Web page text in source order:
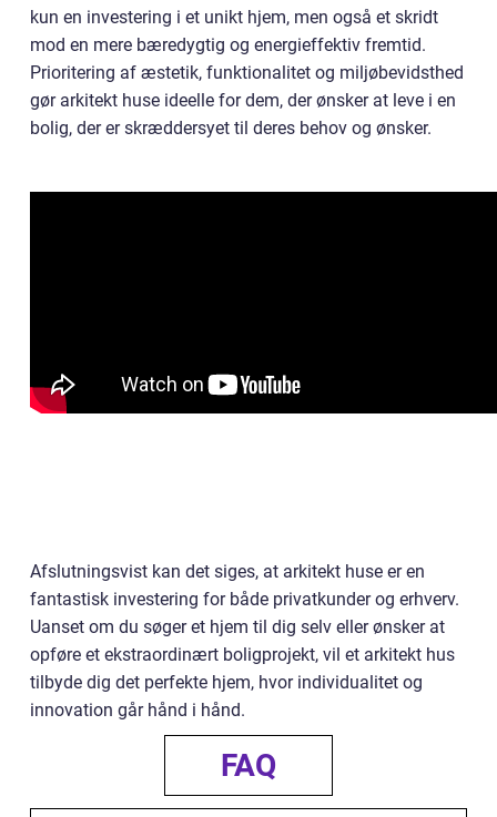
kun en investering i et unikt hjem, men også et skridt
mod en mere bæredygtig og energieffektiv fremtid.
Prioritering af æstetik, funktionalitet og miljøbevidsthed
gør arkitekt huse ideelle for dem, der ønsker at leve i en
bolig, der er skræddersyet til deres behov og ønsker.
Afslutningsvist kan det siges, at arkitekt huse er en
fantastisk investering for både privatkunder og erhverv.
Uanset om du søger et hjem til dig selv eller ønsker at
opføre et ekstraordinært boligprojekt, vil et arkitekt hus
tilbyde dig det perfekte hjem, hvor individualitet og
innovation går hånd i hånd.
FAQ